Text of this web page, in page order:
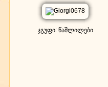
ჯგუფი: წაშლილები